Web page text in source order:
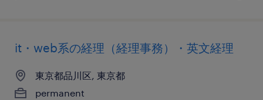
it・web系の経理（経理事務）・英文経理
東京都品川区, 東京都
permanent